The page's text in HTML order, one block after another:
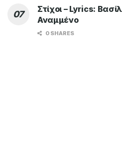
Στίχοι – Lyrics:
Αναμμένο
0 SHARES